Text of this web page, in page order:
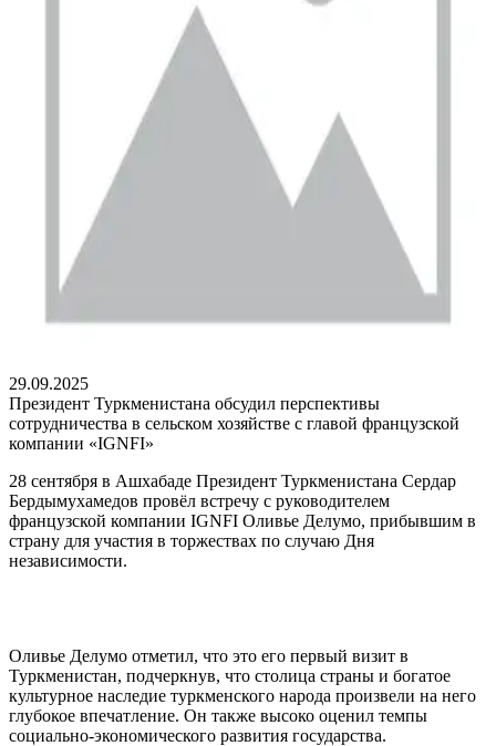
29.09.2025
Президент Туркменистана обсудил перспективы
сотрудничества в сельском хозяйстве с главой французской
компании «IGNFI»
28 сентября в Ашхабаде Президент Туркменистана Сердар
Бердымухамедов провёл встречу с руководителем
французской компании IGNFI Оливье Делумо, прибывшим в
страну для участия в торжествах по случаю Дня
независимости.
Оливье Делумо отметил, что это его первый визит в
Туркменистан, подчеркнув, что столица страны и богатое
культурное наследие туркменского народа произвели на него
глубокое впечатление. Он также высоко оценил темпы
социально-экономического развития государства.